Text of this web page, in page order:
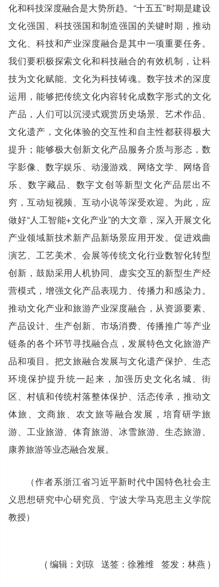
化和科技深度融合是大势所趋。“十五五”时期是建设
文化强国、科技强国和制造强国的关键时期，推动
文化、科技和产业深度融合是其中一项重要任务。
我们要积极探索文化和科技融合的有效机制，让科
技为文化赋能、文化为科技铸魂。数字技术的深度
运用，能够把传统文化内容转化成数字形式的文化
产品，人们可以沉浸式观赏历史场景、艺术作品、
文化遗产，文化体验的交互性和自主性都获得极大
提升；能够极大创新文化产品服务介质与形态，数
字影像、数字娱乐、动漫游戏、网络文学、网络音
乐、数字藏品、数字文创等新型文化产品层出不
穷，互动短视频、互动小说等深受欢迎。为此，应
做好“人工智能+文化产业”的大文章，深入开展文化
产业领域新技术新产品新场景应用开发。促进戏曲
演艺、工艺美术、会展等传统文化行业数智化转型
创新，鼓励采用人机协同、虚实交互的新型生产经
营模式，增强文化产品表现力、传播力和感染力。
推动文化产业和旅游产业深度融合，从资源要素、
产品设计、生产创新、市场消费、传播推广等产业
链条的各个环节寻找融合点，发展特色文化旅游产
品和项目。把文旅融合发展与文化遗产保护、生态
环境保护提升统一起来，加强历史文化名城、街
区、村镇和传统村落整体保护、活态传承，推动文
体旅、文商旅、农文旅等融合发展，培育研学旅
游、工业旅游、体育旅游、冰雪旅游、生态旅游、
康养旅游等业态融合发展。
（作者系浙江省习近平新时代中国特色社会主
义思想研究中心研究员、宁波大学马克思主义学院
教授）
( 编辑：刘琼 送签：徐雅维 签发：林燕 )